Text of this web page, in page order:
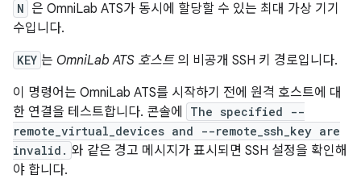
N 은 OmniLab ATS가 동시에 할당할 수 있는 최대 가상 기기
수입니다.
KEY 는 OmniLab ATS 호스트의 비공개 SSH 키 경로입니다.
이 명령어는 OmniLab ATS를 시작하기 전에 원격 호스트에 대
한 연결을 테스트합니다. 콘솔에
The specified --
remote_virtual_devices and --remote_ssh_key are
invalid. 와 같은 경고 메시지가 표시되면 SSH 설정을 확인해
야 합니다.